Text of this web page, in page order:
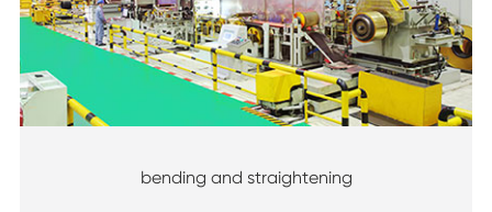
bending and straightening